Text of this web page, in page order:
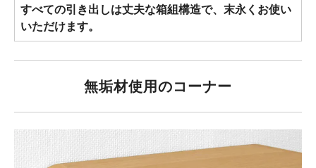
すべての引き出しは丈夫な箱組構造で、末永くお使い
いただけます。
無垢材使用のコーナー